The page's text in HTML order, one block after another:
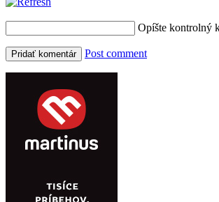
Opíšte kontrolný
Post comment